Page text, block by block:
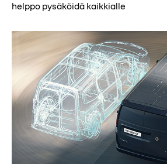
helppo pysäköidä kaikkialle